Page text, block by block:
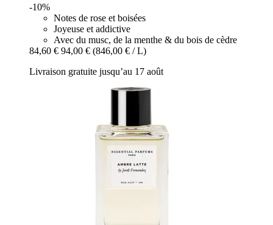
-10%
Notes de rose et boisées
Joyeuse et addictive
Avec du musc, de la menthe & du bois de cèdre
84,60 € 94,00 € (846,00 € / L)
Livraison gratuite jusqu’au 17 août